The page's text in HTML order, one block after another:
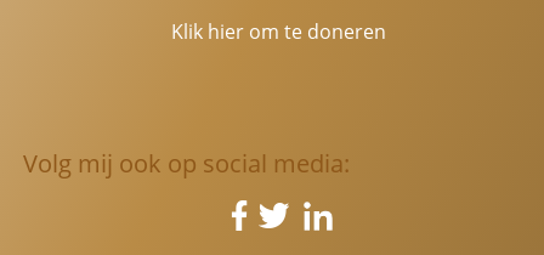
Klik hier om te doneren
Volg mij ook op social media: